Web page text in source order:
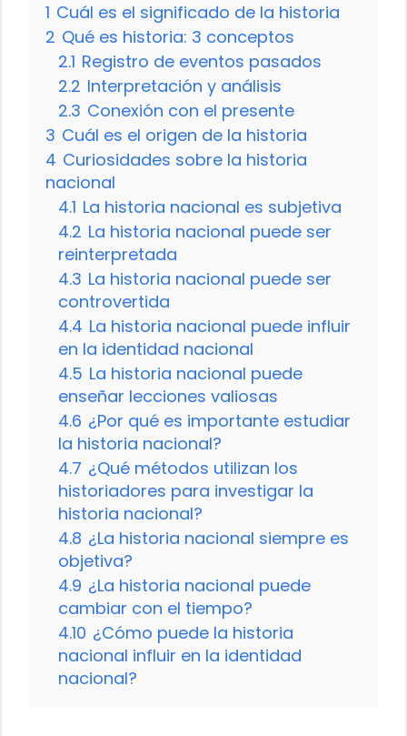
1 Cuál es el significado de la historia
2 Qué es historia: 3 conceptos
2.1 Registro de eventos pasados
2.2 Interpretación y análisis
2.3 Conexión con el presente
3 Cuál es el origen de la historia
4 Curiosidades sobre la historia
nacional
4.1 La historia nacional es subjetiva
4.2 La historia nacional puede ser
reinterpretada
4.3 La historia nacional puede ser
controvertida
4.4 La historia nacional puede influir
en la identidad nacional
4.5 La historia nacional puede
enseñar lecciones valiosas
4.6 ¿Por qué es importante estudiar
la historia nacional?
4.7 ¿Qué métodos utilizan los
historiadores para investigar la
historia nacional?
4.8 ¿La historia nacional siempre es
objetiva?
4.9 ¿La historia nacional puede
cambiar con el tiempo?
4.10 ¿Cómo puede la historia
nacional influir en la identidad
nacional?